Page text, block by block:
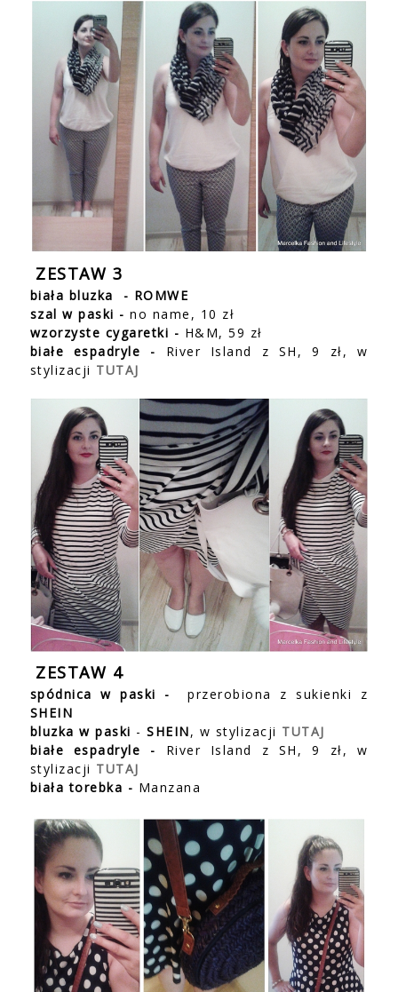
ZESTAW 3
biała bluzka - ROMWE
szal w paski -no name, 10 zł
wzorzyste cygaretki - H&M, 59 zł
białe espadryle - River Island z SH, 9 zł, w
stylizacji TUTAJ
ZESTAW 4
spódnica w paski -
przerobiona z sukienki z
SHEIN
bluzka w paski -SHEIN, w stylizacji TUTAJ
białe espadryle - River Island z SH, 9 zł, w
stylizacji TUTAJ
biała torebka - Manzana